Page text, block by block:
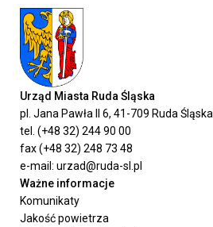
Urząd Miasta Ruda Śląska
pl. Jana Pawła II 6, 41-709 Ruda Śląska
tel. (+48 32) 244 90 00
fax (+48 32) 248 73 48
e-mail: urzad@ruda-sl.pl
Ważne informacje
Komunikaty
Jakość powietrza